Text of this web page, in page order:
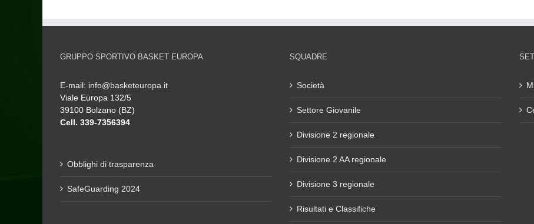
GRUPPO SPORTIVO BASKET EUROPA
E-mail: info@basketeuropa.it
Viale Europa 132/5
39100 Bolzano (BZ)
Cell. 339-7356394
Obblighi di trasparenza
SafeGuarding 2024
SQUADRE
Società
Settore Giovanile
Divisione 2 regionale
Divisione 2 AA regionale
Divisione 3 regionale
Risultati e Classifiche